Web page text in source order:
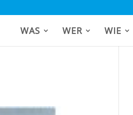
WAS WER WIE